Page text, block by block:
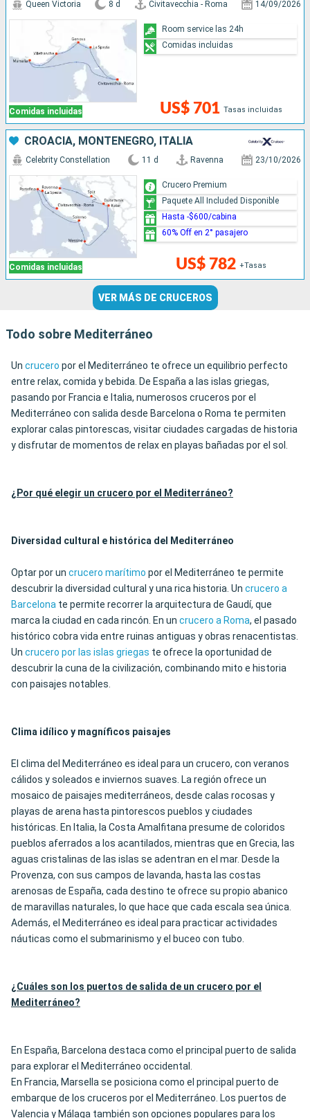
Comidas incluidas
Queen Victoria 8 d Civitavecchia - Roma 14/09/2026
US$ 701 Tasas incluidas
Room service las 24h
Comidas incluidas
CROACIA, MONTENEGRO, ITALIA
Comidas incluidas
Celebrity Constellation 11 d Ravenna 23/10/2026
US$ 782 +Tasas
Crucero Premium
Paquete All Included Disponible
Hasta -$600/cabina
60% Off en 2° pasajero
VER MÁS DE CRUCEROS
Todo sobre Mediterráneo
Un crucero por el Mediterráneo te ofrece un equilibrio perfecto
entre relax, comida y bebida. De España a las islas griegas,
pasando por Francia e Italia, numerosos cruceros por el
Mediterráneo con salida desde Barcelona o Roma te permiten
explorar calas pintorescas, visitar ciudades cargadas de historia
y disfrutar de momentos de relax en playas bañadas por el sol.
¿Por qué elegir un crucero por el Mediterráneo?
Diversidad cultural e histórica del Mediterráneo
Optar por un crucero marítimo por el Mediterráneo te permite
descubrir la diversidad cultural y una rica historia. Un crucero a
Barcelona te permite recorrer la arquitectura de Gaudí, que
marca la ciudad en cada rincón. En un crucero a Roma, el pasado
histórico cobra vida entre ruinas antiguas y obras renacentistas.
Un crucero por las islas griegas te ofrece la oportunidad de
descubrir la cuna de la civilización, combinando mito e historia
con paisajes notables.
Clima idílico y magníficos paisajes
El clima del Mediterráneo es ideal para un crucero, con veranos
cálidos y soleados e inviernos suaves. La región ofrece un
mosaico de paisajes mediterráneos, desde calas rocosas y
playas de arena hasta pintorescos pueblos y ciudades
históricas. En Italia, la Costa Amalfitana presume de coloridos
pueblos aferrados a los acantilados, mientras que en Grecia, las
aguas cristalinas de las islas se adentran en el mar. Desde la
Provenza, con sus campos de lavanda, hasta las costas
arenosas de España, cada destino te ofrece su propio abanico
de maravillas naturales, lo que hace que cada escala sea única.
Además, el Mediterráneo es ideal para practicar actividades
náuticas como el submarinismo y el buceo con tubo.
¿Cuáles son los puertos de salida de un crucero por el
Mediterráneo?
En España, Barcelona destaca como el principal puerto de salida
para explorar el Mediterráneo occidental.
En Francia, Marsella se posiciona como el principal puerto de
embarque de los cruceros por el Mediterráneo. Los puertos de
Valencia y Málaga también son opciones populares para los